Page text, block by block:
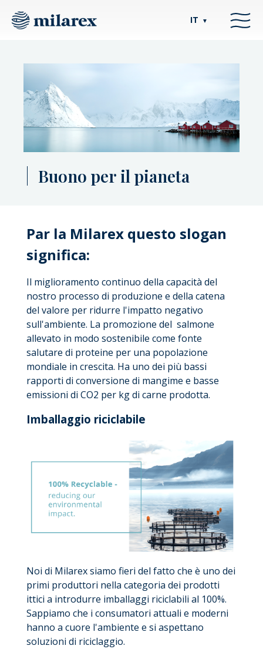
IT ▼
Buono per il pianeta
Par la Milarex questo slogan
significa:
Il miglioramento continuo della capacità del
nostro processo di produzione e della catena
del valore per ridurre l'impatto negativo
sull'ambiente. La promozione del salmone
allevato in modo sostenibile come fonte
salutare di proteine per una popolazione
mondiale in crescita. Ha uno dei più bassi
rapporti di conversione di mangime e basse
emissioni di CO2 per kg di carne prodotta.
Imballaggio riciclabile
Noi di Milarex siamo fieri del fatto che è uno dei
primi produttori nella categoria dei prodotti
ittici a introdurre imballaggi riciclabili al 100%.
Sappiamo che i consumatori attuali e moderni
hanno a cuore l'ambiente e si aspettano
soluzioni di riciclaggio.